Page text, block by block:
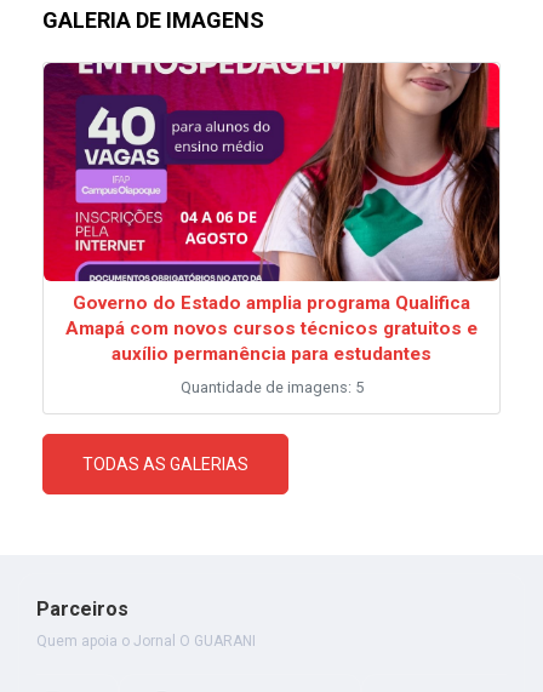
GALERIA DE IMAGENS
Governo do Estado amplia programa Qualifica
Amapá com novos cursos técnicos gratuitos e
auxílio permanência para estudantes
Quantidade de imagens: 5
TODAS AS GALERIAS
Parceiros
Quem apoia o Jornal O GUARANI